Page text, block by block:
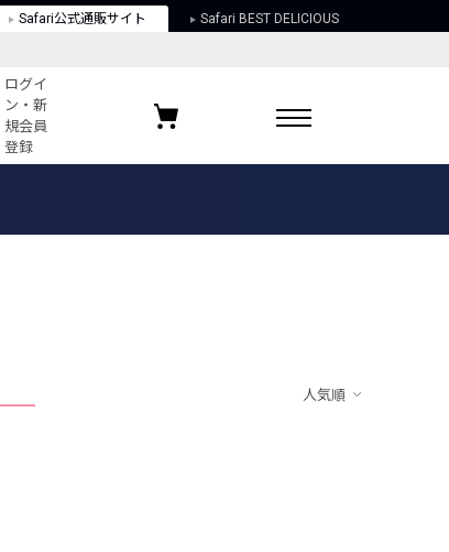
Safari公式通販サイト Safari BEST DELICIOUS
ログイ
ン・新
規会員
登録
お気に入りブランド
人気順